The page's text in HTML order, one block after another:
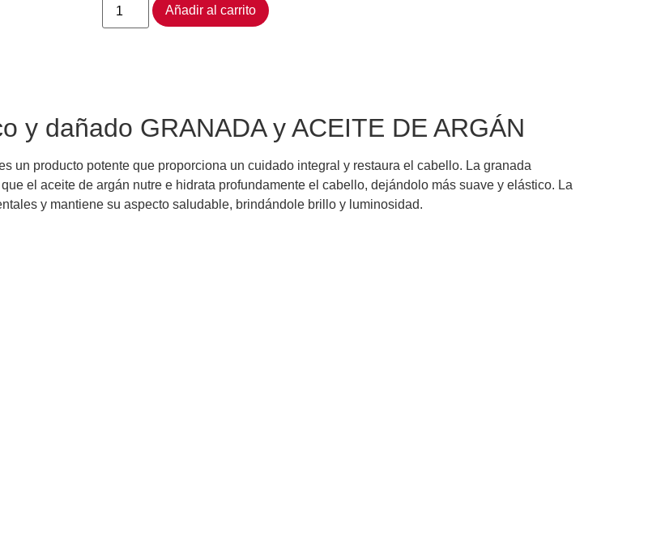
Añadir al carrito
y dañado GRANADA y ACEITE DE ARGÁN
un producto potente que proporciona un cuidado integral y restaura el cabello. La granada
el aceite de argán nutre e hidrata profundamente el cabello, dejándolo más suave y elástico. La
y mantiene su aspecto saludable, brindándole brillo y luminosidad.